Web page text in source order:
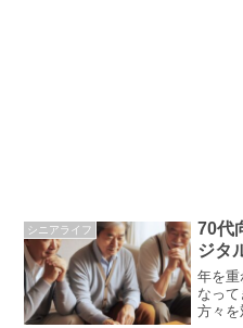
シニアライフ
70代
ジタ
年を重
なっ
方々を